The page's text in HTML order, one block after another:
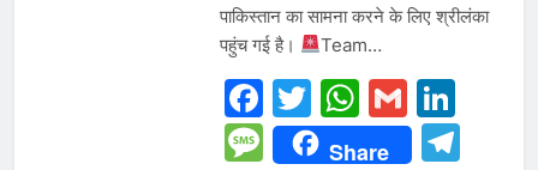
पाकिस्तान का सामना करने के लिए श्रीलंका
पहुंच गई है।
Team…
Facebook
TwitterGmail
Message
Share